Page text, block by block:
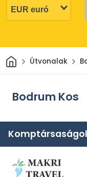
Otthon
Útvonalak
Bodrum Kos